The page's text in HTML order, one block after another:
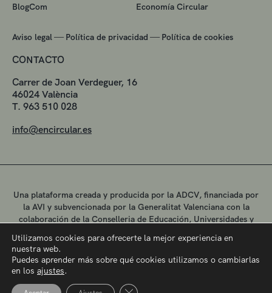
BlogCom
Economía Circular
Aviso legal — Política de privacidad — Política de cookies
CONTACTO
Carrer de Joan Verdeguer, 16
46024 València
T. 963 510 028
info@encircular.es
Una plataforma creada y producida por la ADCV, financiada por
la AVI y subvencionada por la Generalitat Valenciana con la
colaboración de la Conselleria de Educación, Universidades y
Utilizamos cookies para ofrecerte la mejor experiencia en
nuestra web.
Puedes aprender más sobre qué cookies utilizamos o cambiarlas
en los ajustes.